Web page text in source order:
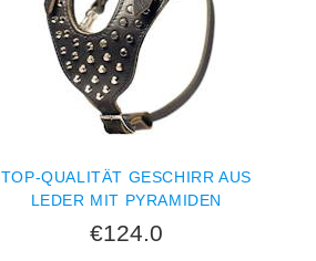
TOP-QUALITÄT GESCHIRR AUS
LEDER MIT PYRAMIDEN
€124.0